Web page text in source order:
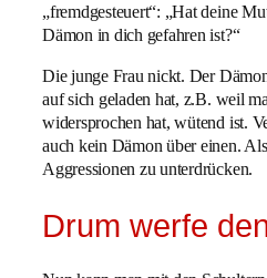
„fremdgesteuert“: „Hat deine
Dämon in dich gefahren ist?“
Die junge Frau nickt. Der
auf sich geladen hat, z.B. weil
widersprochen hat, wütend ist.
auch kein Dämon über einen.
Aggressionen zu unterdrücken.
Drum werfe